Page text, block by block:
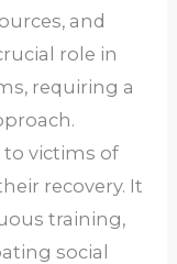
and
role in
requiring a
to victims of
recovery. It
training,
social